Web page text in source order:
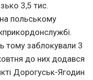
3,5 тис.
польському
тому заблокували 3
до них додався
Дорогуськ-Ягодин